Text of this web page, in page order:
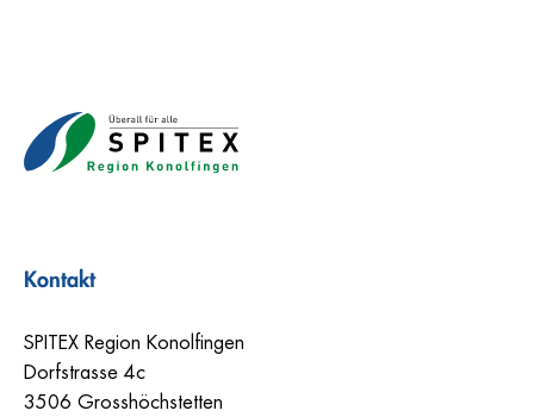
Kontakt
SPITEX Region Konolfingen
Dorfstrasse 4c
3506 Grosshöchstetten